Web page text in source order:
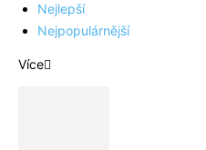
Nejlepší
Nejpopulárnější
Více